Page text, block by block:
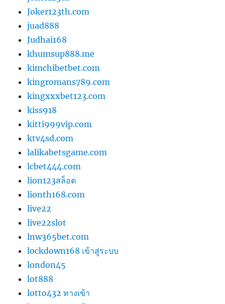
Joker123th.com
juad888
Judhai168
khumsup888.me
kimchibetbet.com
kingromans789.com
kingxxxbet123.com
kiss918
kitti999vip.com
ktv4sd.com
lalikabetsgame.com
lcbet444.com
lion123สล็อต
lionth168.com
live22
live22slot
lnw365bet.com
lockdown168 เข้าสู่ระบบ
london45
lot888
lotto432 ทางเข้า